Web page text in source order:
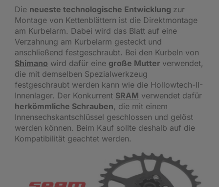
Die neueste technologische Entwicklung zur
Montage von Kettenblättern ist die Direktmontage
am Kurbelarm. Dabei wird das Blatt auf eine
Verzahnung am Kurbelarm gesteckt und
anschließend festgeschraubt. Bei den Kurbeln von
Shimano wird dafür eine große Mutter verwendet,
die mit demselben Spezialwerkzeug
festgeschraubt werden kann wie die Hollowtech-II-
Innenlager. Der Konkurrent SRAM verwendet dafür
herkömmliche Schrauben, die mit einem
Innensechskantschlüssel geschlossen und gelöst
werden können. Beim Kauf sollte deshalb auf die
Kompatibilität geachtet werden.